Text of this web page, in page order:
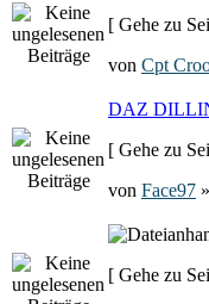
[ Gehe zu
von Cpt
DAZ
[ Gehe zu
von Face97
[ Gehe zu